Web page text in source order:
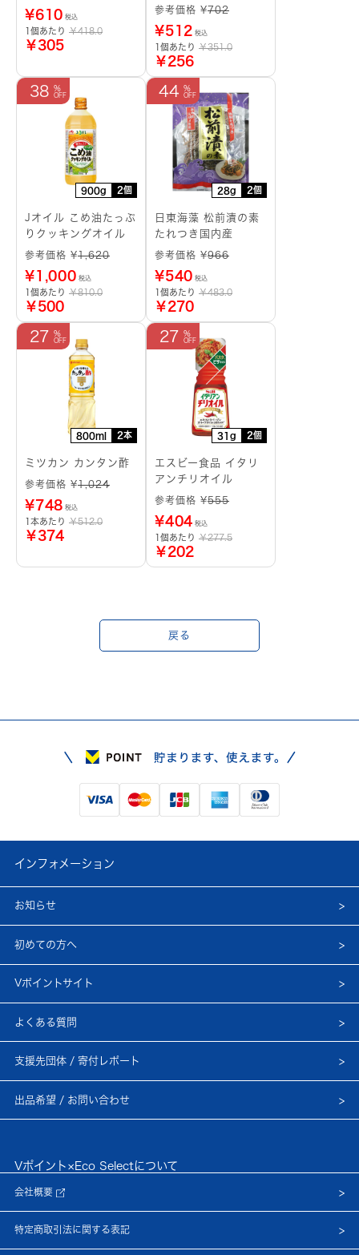
¥610 税込
1個あたり ￥418.0
￥305
参考価格 ¥702
¥512 税込
1個あたり ￥351.0
￥256
900g 2個
38
Jオイル こめ油たっぷ
りクッキングオイル
参考価格 ¥1,620
¥1,000 税込
1個あたり ￥810.0
￥500
28g 2個
44
日東海藻 松前漬の素
たれつき国内産
参考価格 ¥966
¥540 税込
1個あたり ￥483.0
￥270
800ml 2本
27
ミツカン カンタン酢
参考価格 ¥1,024
¥748 税込
1本あたり ￥512.0
￥374
31g 2個
27
エスビー食品 イタリ
アンチリオイル
参考価格 ¥555
¥404 税込
1個あたり ￥277.5
￥202
戻る
インフォメーション
お知らせ
初めての方へ
Vポイントサイト
よくある質問
支援先団体 / 寄付レポート
出品希望 / お問い合わせ
Vポイント×Eco Selectについて
会社概要
特定商取引法に関する表記